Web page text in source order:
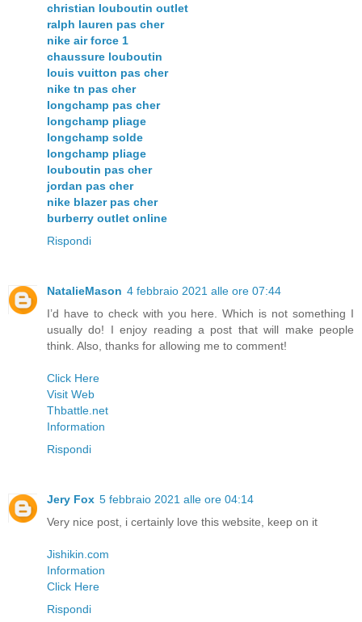
christian louboutin outlet
ralph lauren pas cher
nike air force 1
chaussure louboutin
louis vuitton pas cher
nike tn pas cher
longchamp pas cher
longchamp pliage
longchamp solde
longchamp pliage
louboutin pas cher
jordan pas cher
nike blazer pas cher
burberry outlet online
Rispondi
NatalieMason 4 febbraio 2021 alle ore 07:44
I’d have to check with you here. Which is not something I
usually do! I enjoy reading a post that will make people
think. Also, thanks for allowing me to comment!
Click Here
Visit Web
Thbattle.net
Information
Rispondi
Jery Fox 5 febbraio 2021 alle ore 04:14
Very nice post, i certainly love this website, keep on it
Jishikin.com
Information
Click Here
Rispondi